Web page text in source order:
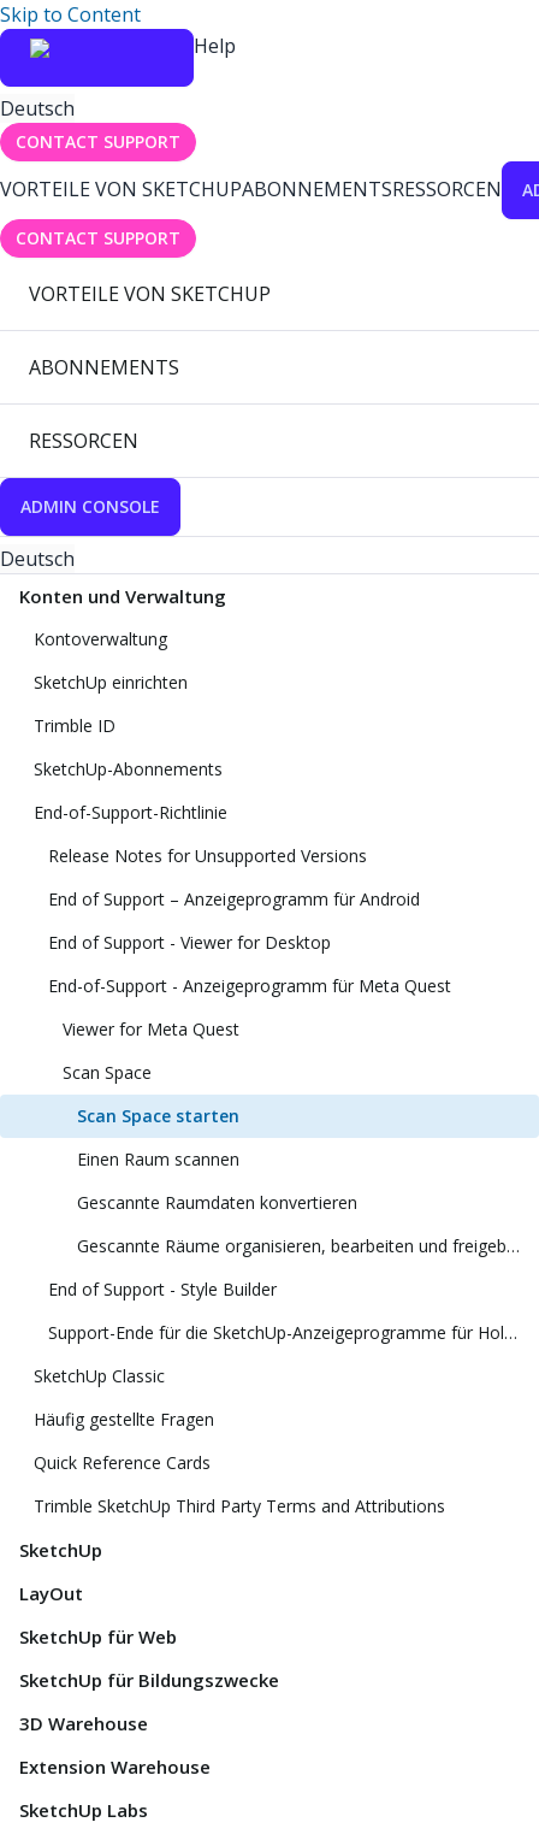
Skip to Content
Help
Deutsch
CONTACT SUPPORT
VORTEILE VON SKETCHUPABONNEMENTSRESSORCEN
CONTACT SUPPORT
VORTEILE VON SKETCHUP
ABONNEMENTS
RESSORCEN
ADMIN CONSOLE
Deutsch
Konten und Verwaltung
Kontoverwaltung
SketchUp einrichten
Trimble ID
SketchUp-Abonnements
End-of-Support-Richtlinie
Release Notes for Unsupported Versions
End of Support – Anzeigeprogramm für Android
End of Support - Viewer for Desktop
End-of-Support - Anzeigeprogramm für Meta Quest
Viewer for Meta Quest
Scan Space
Scan Space starten
Einen Raum scannen
Gescannte Raumdaten konvertieren
Gescannte Räume organisieren, bearbeiten und freigeben
End of Support - Style Builder
Support-Ende für die SketchUp-Anzeigeprogramme für HoloLens und Virtual Reality
SketchUp Classic
Häufig gestellte Fragen
Quick Reference Cards
Trimble SketchUp Third Party Terms and Attributions
SketchUp
LayOut
SketchUp für Web
SketchUp für Bildungszwecke
3D Warehouse
Extension Warehouse
SketchUp Labs